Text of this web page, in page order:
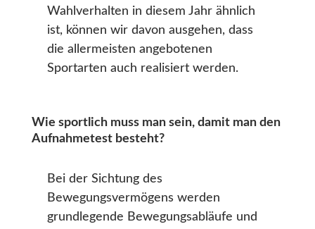
Wahlverhalten in diesem Jahr ähnlich
ist, können wir davon ausgehen, dass
die allermeisten angebotenen
Sportarten auch realisiert werden.
Wie sportlich muss man sein, damit man den
Aufnahmetest besteht?
Bei der Sichtung des
Bewegungsvermögens werden
grundlegende Bewegungsabläufe und